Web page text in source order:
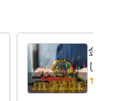
金貨
し
別